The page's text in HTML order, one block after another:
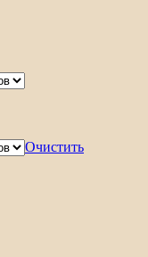
Очистить